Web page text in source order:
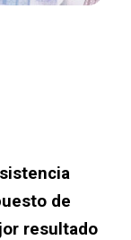
de
resultado